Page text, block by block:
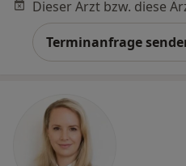
Terminanfrage